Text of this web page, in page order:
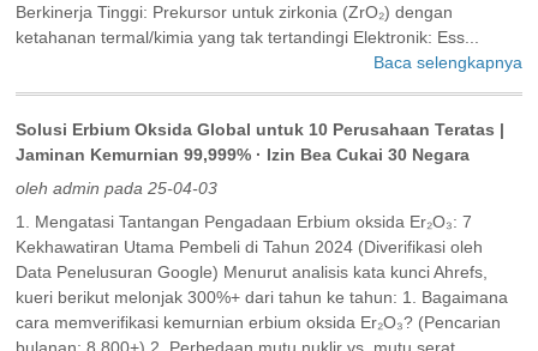
Berkinerja Tinggi‌: Prekursor untuk zirkonia (ZrO₂) dengan
ketahanan termal/kimia yang tak tertandingi‌ Elektronik‌: Ess...
Baca selengkapnya
Solusi Erbium Oksida Global untuk 10 Perusahaan Teratas |
Jaminan Kemurnian 99,999% · Izin Bea Cukai 30 Negara
oleh admin pada 25-04-03
1. Mengatasi Tantangan Pengadaan Erbium oksida Er₂O₃: 7
Kekhawatiran Utama Pembeli di Tahun 2024 (Diverifikasi oleh
Data Penelusuran Google) Menurut analisis kata kunci Ahrefs,
kueri berikut melonjak 300%+ dari tahun ke tahun: 1. Bagaimana
cara memverifikasi kemurnian erbium oksida Er₂O₃? (Pencarian